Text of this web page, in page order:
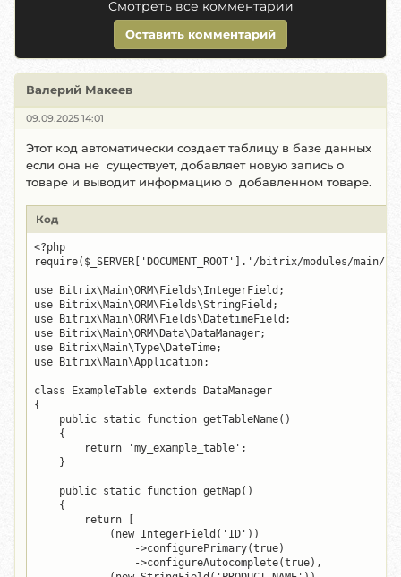
Смотреть все комментарии
Оставить комментарий
Валерий Макеев
09.09.2025 14:01
Этот код автоматически создает таблицу в базе данных
если она не существует, добавляет новую запись о
товаре и выводит информацию о добавленном товаре.
Код
<?php
require($_SERVER['DOCUMENT_ROOT'].'/bitrix/modules/
use Bitrix\Main\ORM\Fields\IntegerField;
use Bitrix\Main\ORM\Fields\StringField;
use Bitrix\Main\ORM\Fields\DatetimeField;
use Bitrix\Main\ORM\Data\DataManager;
use Bitrix\Main\Type\DateTime;
use Bitrix\Main\Application;
class ExampleTable extends DataManager
{
public static function getTableName()
{
return 'my_example_table';
}
public static function getMap()
{
return [
(new IntegerField('ID'))
->configurePrimary(true)
->configureAutocomplete(true),